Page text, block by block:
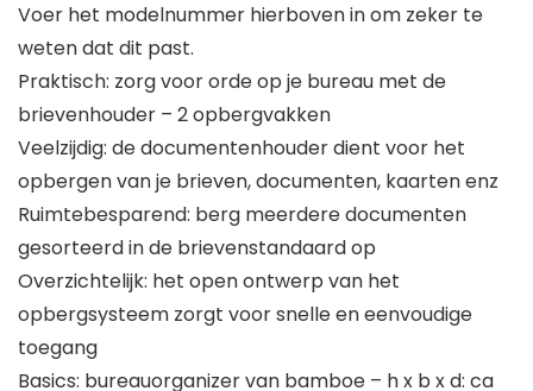
Voer het modelnummer hierboven in om zeker te
weten dat dit past.
Praktisch: zorg voor orde op je bureau met de
brievenhouder – 2 opbergvakken
Veelzijdig: de documentenhouder dient voor het
opbergen van je brieven, documenten, kaarten enz
Ruimtebesparend: berg meerdere documenten
gesorteerd in de brievenstandaard op
Overzichtelijk: het open ontwerp van het
opbergsysteem zorgt voor snelle en eenvoudige
toegang
Basics: bureauorganizer van bamboe – h x b x d: ca